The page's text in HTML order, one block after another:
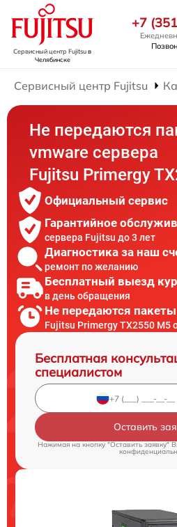
Сервисный центр Fujitsuв
Челябинске
+7
Сервисный центр Fujitsu
Не передаются
vmware сервера
Fujitsu Primergy
Официальный сервис
Гарантийное
сервера Fujitsu до 3 лет
Диагностика за наш
ремонт по желанию
Бесплатный выезд
в день обращения
Не передаются
Fujitsu Primergy TX2550 M5
Бесплатная
специалистом
Оставить
Нажимая на кнопку "Оставить заявку"